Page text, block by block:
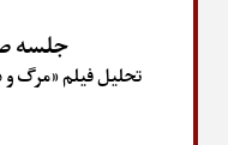
جلسه
تحلیل فیلم «مرگ